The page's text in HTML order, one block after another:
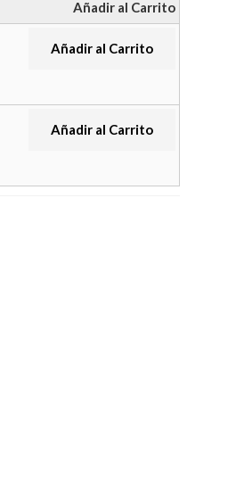
Añadir al Carrito
Añadir al Carrito
Añadir al Carrito